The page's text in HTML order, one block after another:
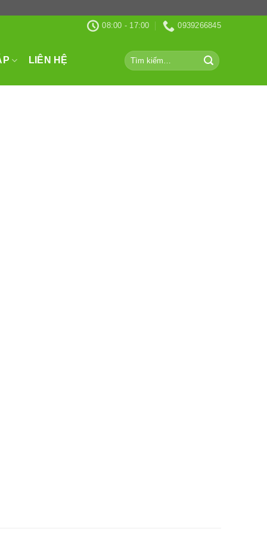
08:00 - 17:00 0939266845
LIÊN HỆ
Tìm
kiếm: